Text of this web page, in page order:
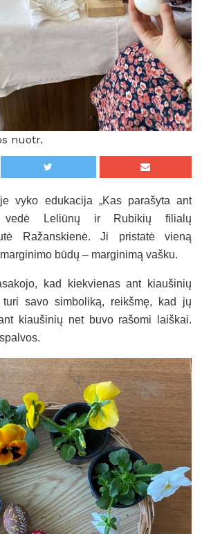
nuotr.
vyko edukacija „Kas parašyta ant
vedė Leliūnų ir Rubikių filialų
Ražanskienė. Ji pristatė vieną
būdų – marginimą vašku.
kad kiekvienas ant kiaušinių
turi savo simboliką, reikšmę, kad jų
kiaušinių net buvo rašomi laiškai.